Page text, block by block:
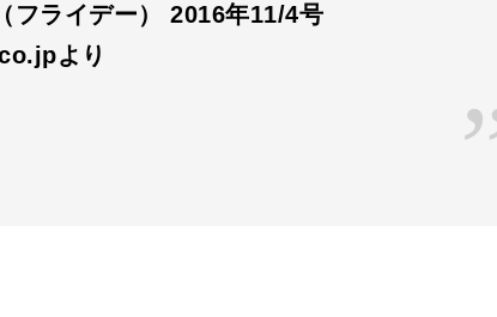
フライデー） 2016年11/4号
より